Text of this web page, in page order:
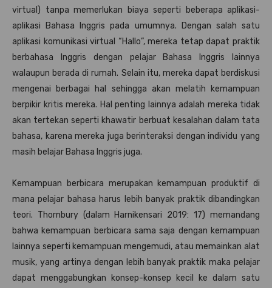
virtual) tanpa memerlukan biaya seperti beberapa aplikasi-
aplikasi Bahasa Inggris pada umumnya. Dengan salah satu
aplikasi komunikasi virtual “Hallo”, mereka tetap dapat praktik
berbahasa Inggris dengan pelajar Bahasa Inggris lainnya
walaupun berada di rumah. Selain itu, mereka dapat berdiskusi
mengenai berbagai hal sehingga akan melatih kemampuan
berpikir kritis mereka. Hal penting lainnya adalah mereka tidak
akan tertekan seperti khawatir berbuat kesalahan dalam tata
bahasa, karena mereka juga berinteraksi dengan individu yang
masih belajar Bahasa Inggris juga.
Kemampuan berbicara merupakan kemampuan produktif di
mana pelajar bahasa harus lebih banyak praktik dibandingkan
teori. Thornbury (dalam Harnikensari 2019: 17) memandang
bahwa kemampuan berbicara sama saja dengan kemampuan
lainnya seperti kemampuan mengemudi, atau memainkan alat
musik, yang artinya dengan lebih banyak praktik maka pelajar
dapat menggabungkan konsep-konsep kecil ke dalam satu